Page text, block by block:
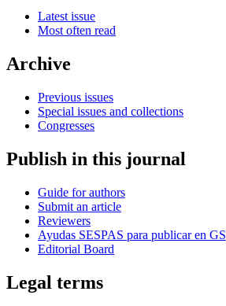
Latest issue
Most often read
Archive
Previous issues
Special issues and collections
Congresses
Publish in this journal
Guide for authors
Submit an article
Reviewers
Ayudas SESPAS para publicar en GS
Editorial Board
Legal terms